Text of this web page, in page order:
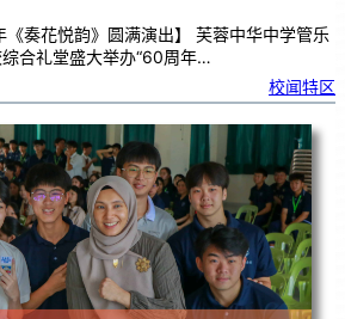
《奏花悦韵》圆满演出】 芙蓉中华中学管乐
合礼堂盛大举办“60周年…
校闻特区